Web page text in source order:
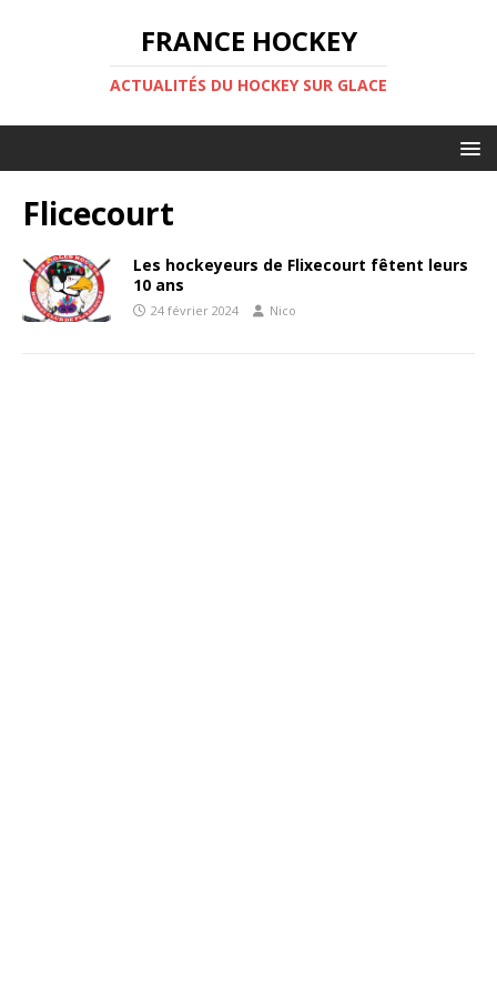
FRANCE HOCKEY
ACTUALITÉS DU HOCKEY SUR GLACE
Flicecourt
Les hockeyeurs de Flixecourt fêtent leurs
10 ans
24 février 2024 Nico